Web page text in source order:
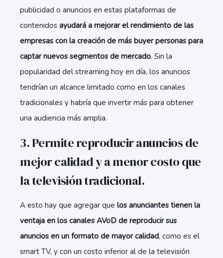
publicidad o anuncios en estas plataformas de
contenidos ayudará a mejorar el rendimiento de las
empresas con la creación de más buyer personas para
captar nuevos segmentos de mercado. Sin la
popularidad del streaming hoy en día, los anuncios
tendrían un alcance limitado como en los canales
tradicionales y habría que invertir más para obtener
una audiencia más amplia.
3. Permite reproducir anuncios de
mejor calidad y a menor costo que
la televisión tradicional.
A esto hay que agregar que los anunciantes tienen la
ventaja en los canales AVoD de reproducir sus
anuncios en un formato de mayor calidad, como es el
smart TV, y con un costo inferior al de la televisión